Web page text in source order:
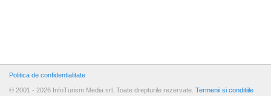
Politica de confidentialitate
© 2001 - 2026 InfoTurism Media srl. Toate drepturile rezervate. Termenii si conditiile